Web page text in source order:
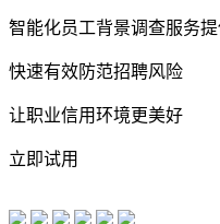
智能化员工背景调查服务
快速有效防范招聘风险
让职业信用环境更美好
立即试用